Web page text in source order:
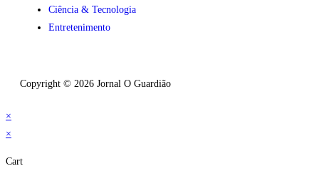
Ciência & Tecnologia
Entretenimento
Copyright © 2026 Jornal O Guardião
×
×
Cart